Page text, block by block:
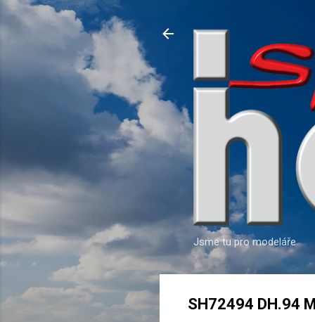
Jsme tu pro modeláře
SH72494 DH.94